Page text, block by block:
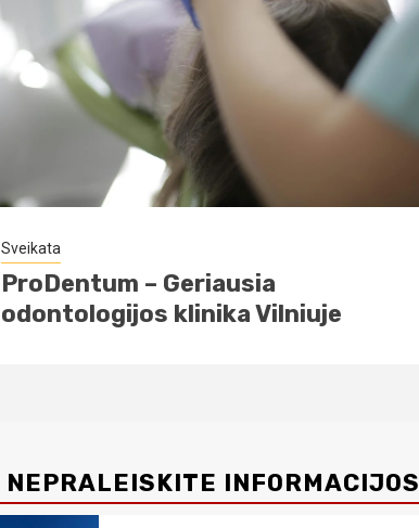
Kas yra cigunas? Senovinis judesio
ir kvėpavimo menas šiuolaikiniam
žmogui
NEPRALEISKITE INFORMACIJOS